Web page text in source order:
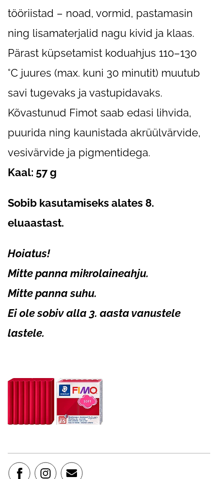
tööriistad – noad, vormid, pastamasin
ning lisamaterjalid nagu kivid ja klaas.
Pärast küpsetamist koduahjus 110–130
°C juures (max. kuni 30 minutit) muutub
savi tugevaks ja vastupidavaks.
Kõvastunud Fimot saab edasi lihvida,
puurida ning kaunistada akrüülvärvide,
vesivärvide ja pigmentidega.
Kaal: 57 g
Sobib kasutamiseks alates 8.
eluaastast.
Hoiatus!
Mitte panna mikrolaineahju.
Mitte panna suhu.
Ei ole sobiv alla 3. aasta vanustele
lastele.